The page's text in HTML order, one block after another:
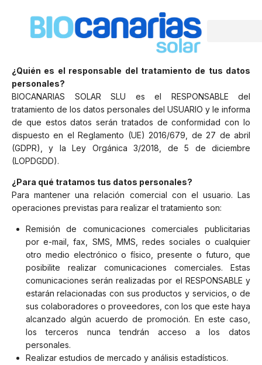
POLÍTICA DE PRIVACIDAD
¿Quién es el responsable del tratamiento de tus datos
personales?
BIOCANARIAS SOLAR SLU es el RESPONSABLE del
tratamiento de los datos personales del USUARIO y le informa
de que estos datos serán tratados de conformidad con lo
dispuesto en el Reglamento (UE) 2016/679, de 27 de abril
(GDPR), y la Ley Orgánica 3/2018, de 5 de diciembre
(LOPDGDD).
¿Para qué tratamos tus datos personales?
Para mantener una relación comercial con el usuario. Las
operaciones previstas para realizar el tratamiento son:
Remisión de comunicaciones comerciales publicitarias
por e-mail, fax, SMS, MMS, redes sociales o cualquier
otro medio electrónico o físico, presente o futuro, que
posibilite realizar comunicaciones comerciales. Estas
comunicaciones serán realizadas por el RESPONSABLE y
estarán relacionadas con sus productos y servicios, o de
sus colaboradores o proveedores, con los que este haya
alcanzado algún acuerdo de promoción. En este caso,
los terceros nunca tendrán acceso a los datos
personales.
Realizar estudios de mercado y análisis estadísticos.